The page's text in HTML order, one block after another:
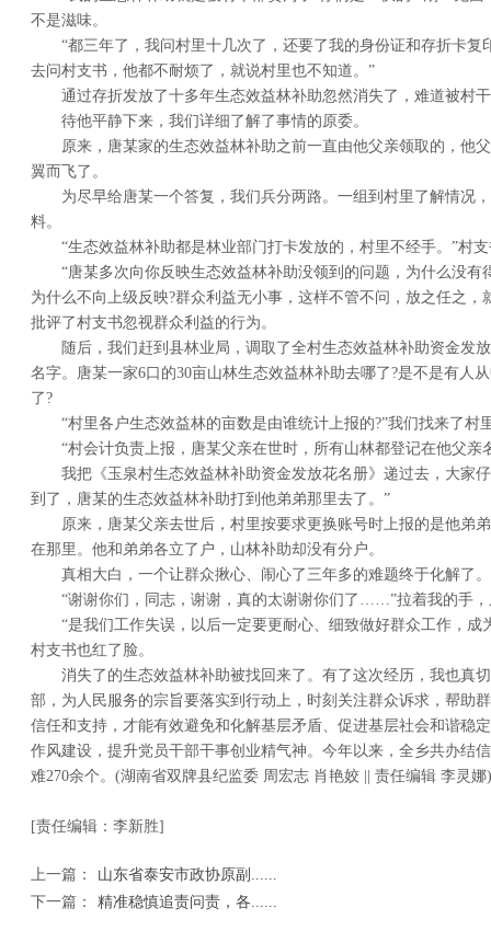
不是滋味。
“都三年了，我问村里十几次了，还要了我的身份证和存折卡复
去问村支书，他都不耐烦了，就说村里也不知道。”
通过存折发放了十多年生态效益林补助忽然消失了，难道被村
待他平静下来，我们详细了解了事情的原委。
原来，唐某家的生态效益林补助之前一直由他父亲领取的，他
翼而飞了。
为尽早给唐某一个答复，我们兵分两路。一组到村里了解情况
料。
“生态效益林补助都是林业部门打卡发放的，村里不经手。”村
“唐某多次向你反映生态效益林补助没领到的问题，为什么没有
为什么不向上级反映?群众利益无小事，这样不管不问，放之任之，
批评了村支书忽视群众利益的行为。
随后，我们赶到县林业局，调取了全村生态效益林补助资金发
名字。唐某一家6口的30亩山林生态效益林补助去哪了?是不是有人
了?
“村里各户生态效益林的亩数是由谁统计上报的?”我们找来了村
“村会计负责上报，唐某父亲在世时，所有山林都登记在他父亲
我把《玉泉村生态效益林补助资金发放花名册》递过去，大家
到了，唐某的生态效益林补助打到他弟弟那里去了。”
原来，唐某父亲去世后，村里按要求更换账号时上报的是他弟
在那里。他和弟弟各立了户，山林补助却没有分户。
真相大白，一个让群众揪心、闹心了三年多的难题终于化解了。
“谢谢你们，同志，谢谢，真的太谢谢你们了……”拉着我的手
“是我们工作失误，以后一定要更耐心、细致做好群众工作，成
村支书也红了脸。
消失了的生态效益林补助被找回来了。有了这次经历，我也真
部，为人民服务的宗旨要落实到行动上，时刻关注群众诉求，帮助
信任和支持，才能有效避免和化解基层矛盾、促进基层社会和谐稳
作风建设，提升党员干部干事创业精气神。今年以来，全乡共办结
难270余个。(湖南省双牌县纪监委 周宏志 肖艳姣 || 责任编辑 李灵娜)
[责任编辑：李新胜]
上一篇：
山东省泰安市政协原副......
下一篇：
精准稳慎追责问责，各......